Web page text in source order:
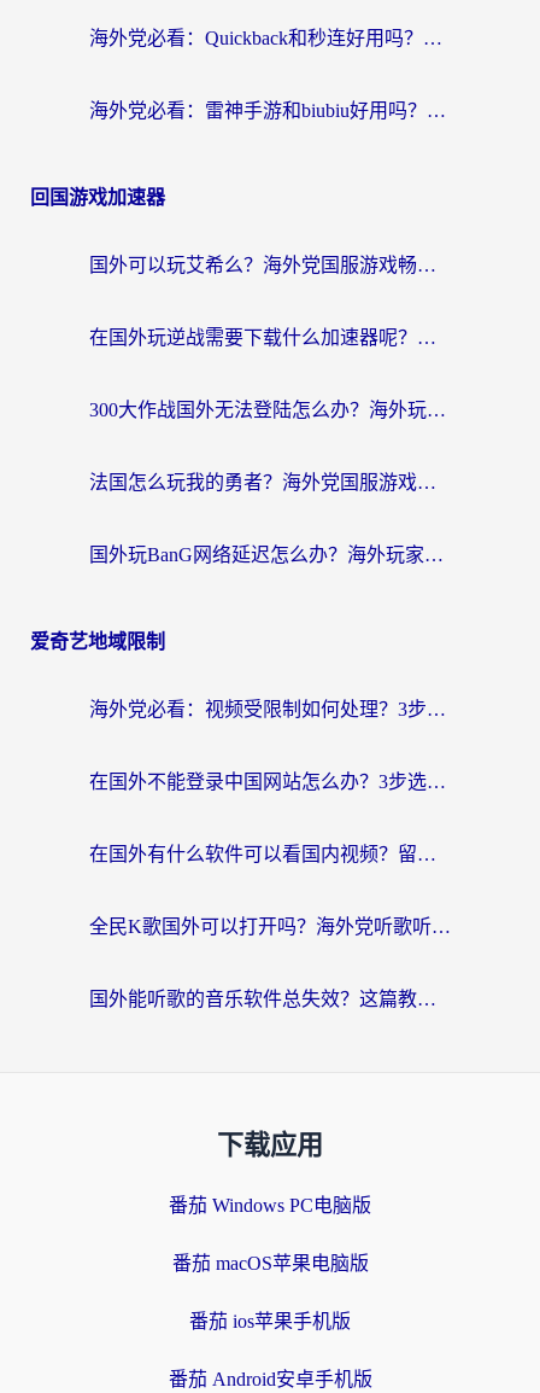
海外党必看：Quickback和秒连好用吗？3步选对回国加速器，无缝刷国内资源
海外党必看：雷神手游和biubiu好用吗？3招选对回国加速器无缝刷国内资源
回国游戏加速器
国外可以玩艾希么？海外党国服游戏畅玩终极指南（附加速器选择秘籍）
在国外玩逆战需要下载什么加速器呢？海外党亲测有效的国服游戏加速指南
300大作战国外无法登陆怎么办？海外玩家亲测有效的解决指南
法国怎么玩我的勇者？海外党国服游戏不卡攻略，附3款热门游戏加速实测
国外玩BanG网络延迟怎么办？海外玩家亲测有效的国服游戏加速指南
爱奇艺地域限制
海外党必看：视频受限制如何处理？3步解决国内剧番“看不了”难题
在国外不能登录中国网站怎么办？3步选对回国加速器，无缝刷剧、办业务
在国外有什么软件可以看国内视频？留学生亲测的追剧救星来了
全民K歌国外可以打开吗？海外党听歌听书无限制的实用指南
国外能听歌的音乐软件总失效？这篇教你怎么在海外流畅听网易云
下载应用
番茄 Windows PC电脑版
番茄 macOS苹果电脑版
番茄 ios苹果手机版
番茄 Android安卓手机版